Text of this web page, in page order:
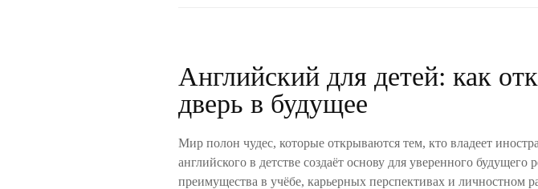
Английский для детей: как
дверь в будущее
Мир полон чудес, которые открываются тем, кто владеет
английского в детстве создаёт основу для уверенного будущего
преимущества в учёбе, карьерных перспективах и личностном